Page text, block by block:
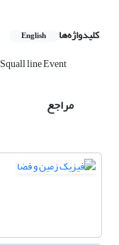
کلیدواژه‌ها English
Squall line Event
مراجع